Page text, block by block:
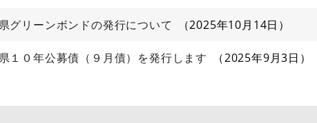
グリーンボンドの発行について 2025年10月14日
１０年公募債（９月債）を発行します 2025年9月3日